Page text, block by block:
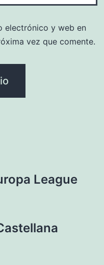
electrónico y web en
vez que comente.
League